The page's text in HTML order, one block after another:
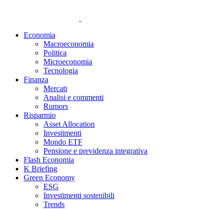
Economia
Macroeconomia
Politica
Microeconomia
Tecnologia
Finanza
Mercati
Analisi e commenti
Rumors
Risparmio
Asset Allocation
Investimenti
Mondo ETF
Pensione e previdenza integrativa
Flash Economia
K Briefing
Green Economy
ESG
Investimenti sostenibili
Trends